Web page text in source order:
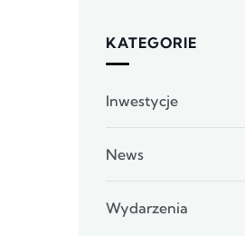
KATEGORIE
Inwestycje
News
Wydarzenia